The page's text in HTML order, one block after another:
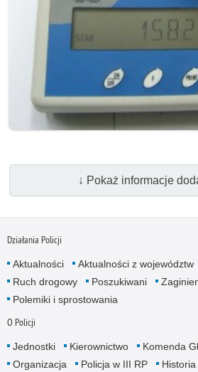
↓ Pokaż informacje
Działania Policji
Aktualności Aktualności z województw
Ruch drogowy
Poszukiwani
Polemiki i sprostowania
O Policji
Jednostki Kierownictwo
Komenda
Organizacja
Policja w III RP Historia